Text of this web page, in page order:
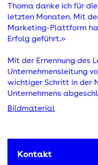
Thoma danke ich für
letzten Monaten. Mit
Marketing-Plattform
Erfolg geführt.»
Mit der Ernennung des
Unternehmensleitung
wichtiger Schritt in der
Unternehmens
Bildmaterial
Kontakt